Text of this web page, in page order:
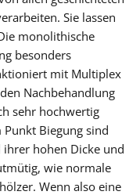
Sie lassen
monolithische
besonders
mit Multiplex
Nachbehandlung
sehr hochwertig
Biegung sind
hohen Dicke und
wie normale
Wenn also eine